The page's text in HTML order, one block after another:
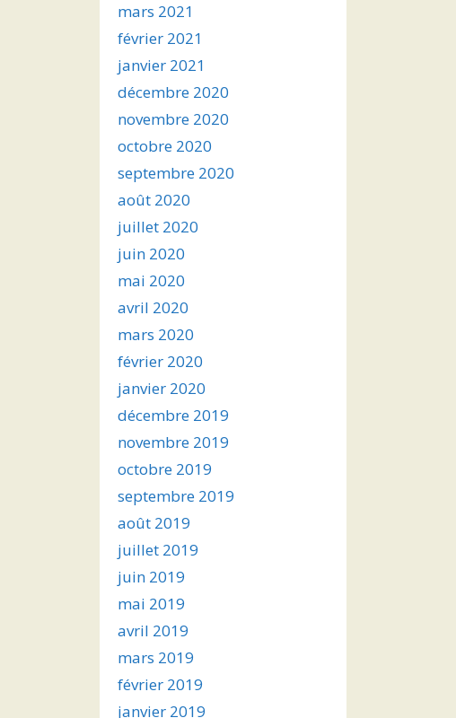
mars 2021
février 2021
janvier 2021
décembre 2020
novembre 2020
octobre 2020
septembre 2020
août 2020
juillet 2020
juin 2020
mai 2020
avril 2020
mars 2020
février 2020
janvier 2020
décembre 2019
novembre 2019
octobre 2019
septembre 2019
août 2019
juillet 2019
juin 2019
mai 2019
avril 2019
mars 2019
février 2019
janvier 2019